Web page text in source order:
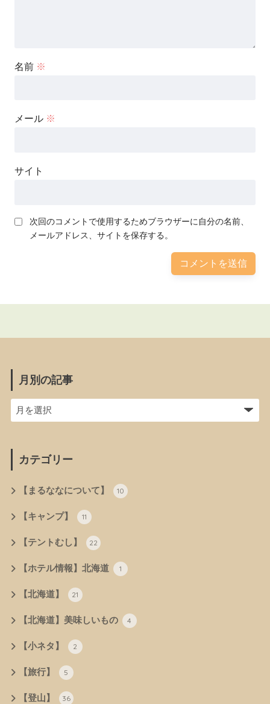
名前 ※
メール ※
サイト
次回のコメントで使用するためブラウザーに自分の名前、
メールアドレス、サイトを保存する。
月別の記事
カテゴリー
【まるななについて】 10
【キャンプ】 11
【テントむし】 22
【ホテル情報】北海道 1
【北海道】 21
【北海道】美味しいもの 4
【小ネタ】 2
【旅行】 5
【登山】 36